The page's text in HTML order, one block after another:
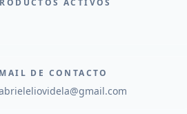
ACTIVOS
DE CONTACTO